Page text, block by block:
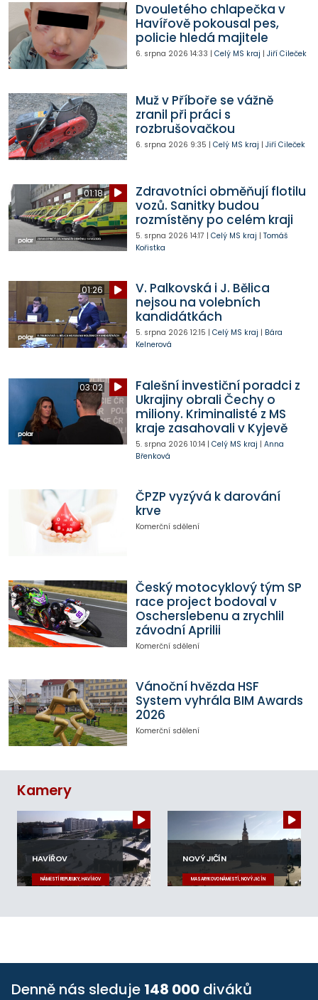
Dvouletého chlapečka v
Havířově pokousal pes,
policie hledá majitele
6. srpna 2026 14:33 | Celý MS kraj | Jiří Cileček
Muž v Příboře se vážně
zranil při práci s
rozbrušovačkou
6. srpna 2026 9:35 | Celý MS kraj | Jiří Cileček
01:18
Zdravotníci obměňují flotilu
vozů. Sanitky budou
rozmístěny po celém kraji
5. srpna 2026 14:17 | Celý MS kraj | Tomáš
Kořistka
01:26
V. Palkovská i J. Bělica
nejsou na volebních
kandidátkách
5. srpna 2026 12:15 | Celý MS kraj | Bára
Kelnerová
03:02
Falešní investiční poradci z
Ukrajiny obrali Čechy o
miliony. Kriminalisté z MS
kraje zasahovali v Kyjevě
5. srpna 2026 10:14| Celý MS kraj | Anna
Břenková
ČPZP vyzývá k darování
krve
Komerční sdělení
Český motocyklový tým SP
race project bodoval v
Oscherslebenu a zrychlil
závodní Aprilii
Komerční sdělení
Vánoční hvězda HSF
System vyhrála BIM Awards
2026
Komerční sdělení
Kamery
HAVÍŘOV
NÁMĚSTÍ REPUBLIKY, HAVÍŘOV
NOVÝ JIČÍN
MASARYKOVO NÁMĚSTÍ, NOVÝ JIČÍN
Denně nás sleduje 148 000 diváků